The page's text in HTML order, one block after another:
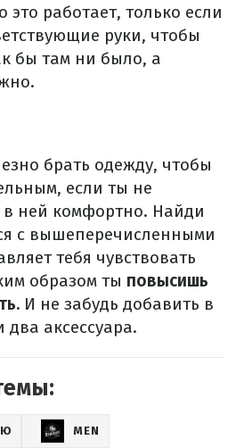
это работает, только если
руки, чтобы
бы там ни было, а
брать одежду, чтобы
если ты не
в ней комфортно. Найди
с вышеперечисленными
тебя чувствовать
образом ты повысишь
И не забудь добавить в
аксессуара.
MEN